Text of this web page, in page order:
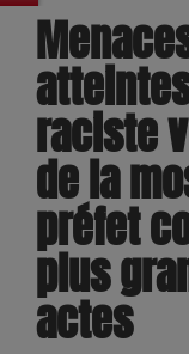
raciste
de la
préfet
plus
actes